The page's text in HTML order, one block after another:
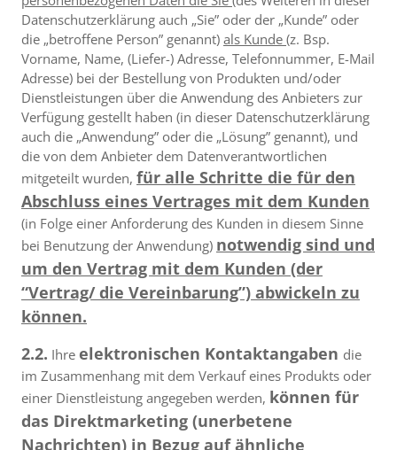
Datenschutzerklärung auch „Sie” oder der „Kunde” oder
die „betroffene Person” genannt) als Kunde (z. Bsp.
Vorname, Name, (Liefer-) Adresse, Telefonnummer, E-Mail
Adresse) bei der Bestellung von Produkten und/oder
Dienstleistungen über die Anwendung des Anbieters zur
Verfügung gestellt haben (in dieser Datenschutzerklärung
auch die „Anwendung” oder die „Lösung” genannt), und
die von dem Anbieter dem Datenverantwortlichen
mitgeteilt wurden, für alle Schritte die für den
Abschluss eines Vertrages mit dem Kunden
(in Folge einer Anforderung des Kunden in diesem Sinne
bei Benutzung der Anwendung) notwendig sind und
um den Vertrag mit dem Kunden (der
“Vertrag/ die Vereinbarung”) abwickeln zu
können.
2.2. Ihre elektronischen Kontaktangaben die
im Zusammenhang mit dem Verkauf eines Produkts oder
einer Dienstleistung angegeben werden, können für
das Direktmarketing (unerbetene
Nachrichten) in Bezug auf ähnliche